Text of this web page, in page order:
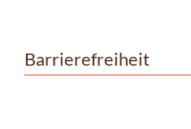
Barrierefreiheit